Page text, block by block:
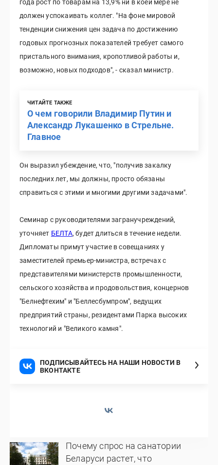
года рост по товарам на 13,9% ни в коей мере не
должен успокаивать коллег. "На фоне мировой
тенденции снижения цен задача по достижению
годовых прогнозных показателей требует самого
пристального внимания, кропотливой работы и,
возможно, новых подходов", - сказал министр.
ЧИТАЙТЕ ТАКЖЕ
О чем говорили Владимир Путин и
Александр Лукашенко в Стрельне.
Главное
Он выразил убеждение, что, "получив закалку
последних лет, мы должны, просто обязаны
справиться с этими и многими другими задачами".
Семинар с руководителями загранучреждений,
уточняет БЕЛТА, будет длиться в течение недели.
Дипломаты примут участие в совещаниях у
заместителей премьер-министра, встречах с
представителями министерств промышленности,
сельского хозяйства и продовольствия, концернов
"Белнефтехим" и "Беллесбумпром", ведущих
предприятий страны, резидентами Парка высоких
технологий и "Великого камня".
ПОДПИСЫВАЙТЕСЬ НА НАШИ НОВОСТИ В
ВКОНТАКТЕ
Почему спрос на санатории
Беларуси растет, что